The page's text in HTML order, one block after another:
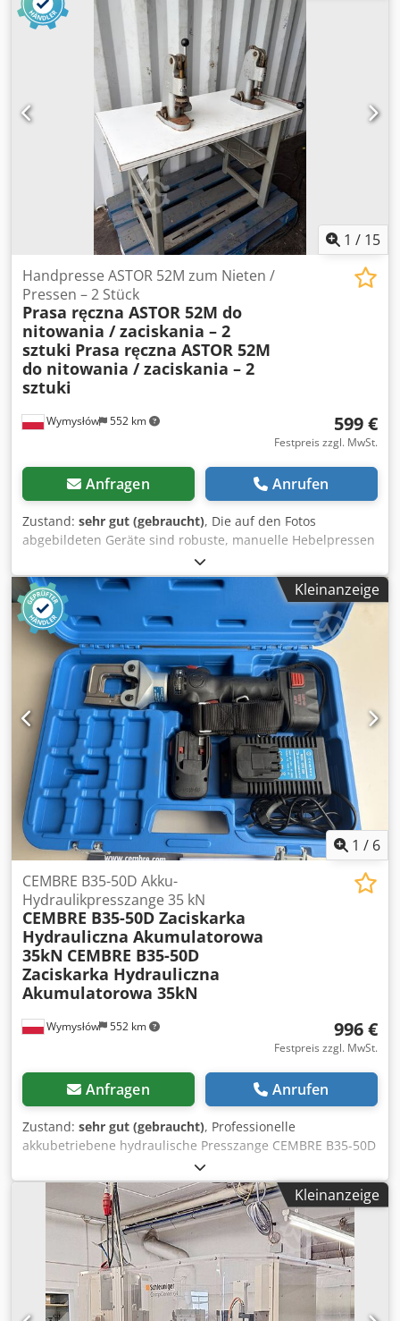
Kg Sie können gerne zu einer Besichtigung vorbeikommen.
Gerne können wir für Sie eine Kostengünstige Spedition
organisieren! Dsdpsyrd Nfsfx Abmjck Sie erhalten eine
ordentliche Rechnung. Für Ausländische Kunden kann
auch eine Nettorechnung erstellt werden. Vorraussetzung
ist eine gültige Ust.Indent.Nr. Zwischenverkauf
vorbehalten. Besuchen Sie unseren Shop und sehen Sie
sich auch unsere weiteren Angebote an. Angegebene
Firmennamen und Warenzeichen sind Eigentum Ihrer
Inhaber und dienen lediglich zur Identifikation und
Beschreibung der Produkte. Abweichungen von
technischen Daten sowie Irrtümer in der Beschreibung des
Artikels können passieren und bleiben vorbehalten.
1 / 15
Wymysłów 552 km
Handpresse ASTOR 52M zum Nieten /
Pressen – 2 Stück
Prasa ręczna ASTOR 52M do
nitowania / zaciskania – 2
sztuki Prasa ręczna ASTOR 52M
do nitowania / zaciskania – 2
sztuki
599 €
Festpreis zzgl. MwSt.
Anfragen Anrufen
Zustand: sehr gut (gebraucht), Die auf den Fotos
abgebildeten Geräte sind robuste, manuelle Hebelpressen
der Marke ASTOR, Modell 52M. Solche Pressen werden
zum Nieten, Vernieten, Einpressen von Ösen,
Druckknöpfen, Schnappverschlüssen sowie weiteren
Montagearbeiten an Lederwaren, Sattlerarbeiten,
Schuhwaren und Textilprodukten eingesetzt.
Beschreibung Hersteller: ASTOR Modell: 52M Stückzahl: 2
Handbetrieb über Hebel Massive Gusskonstruktion
Möglichkeit zur Montage verschiedener Werkzeuge
Stabiler Sockel zur Befestigung am Tisch Dcsdpfx Aszgtz
Sjbmsk Einfache und zuverlässige Konstruktion Ideal für
Sattlereien, Schuhmacher- und Polsterwerkstätten
Kleinanzeige
1 / 6
Wymysłów 552 km
CEMBRE B35-50D Akku-
Hydraulikpresszange 35 kN
CEMBRE B35-50D Zaciskarka
Hydrauliczna Akumulatorowa
35kN CEMBRE B35-50D
Zaciskarka Hydrauliczna
Akumulatorowa 35kN
996 €
Festpreis zzgl. MwSt.
Anfragen Anrufen
Zustand: sehr gut (gebraucht), Professionelle
akkubetriebene hydraulische Presszange CEMBRE B35-50D
im Angebot – ein hochwertiges Werkzeug für industrielle
Anwendungen. Das Gerät befindet sich in einem sehr
guten technischen Zustand, ist voll funktionsfähig und
einsatzbereit. ⚙️ Technische Daten: Modell: CEMBRE B35-
50D Presskraft: 35 kN (4 Tonnen) Maximaler
Leiterquerschnitt: bis 150 mm² (Kupfer) Stromversorgung:
9,6V Ni-MH Akku Drehkopf: 180° Typ: hydraulisch,
akkubetrieben Bedienung: Einhandbedienung ✅
Einsatzbereiche: Kabelschuhe Kabelverbinder
Kleinanzeige